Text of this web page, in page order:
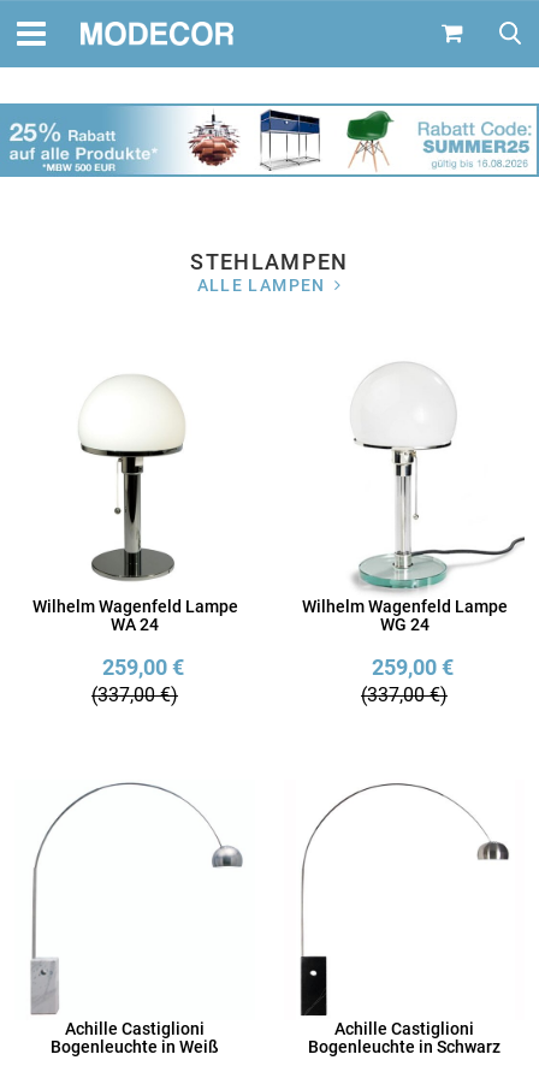
STEHLAMPEN
ALLE LAMPEN
Wilhelm Wagenfeld Lampe
WA 24
259,00 €
(337,00 €)
Wilhelm Wagenfeld Lampe
WG 24
259,00 €
(337,00 €)
Achille Castiglioni
Bogenleuchte in Weiß
Achille Castiglioni
Bogenleuchte in Schwarz